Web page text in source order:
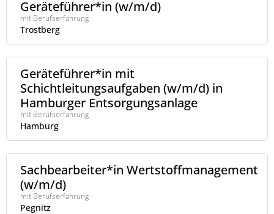
Geräteführer*in (w/m/d)
mit Berufserfahrung
Trostberg
Geräteführer*in mit
Schichtleitungsaufgaben (w/m/d) in
Hamburger Entsorgungsanlage
mit Berufserfahrung
Hamburg
Sachbearbeiter*in Wertstoffmanagement
(w/m/d)
mit Berufserfahrung
Pegnitz